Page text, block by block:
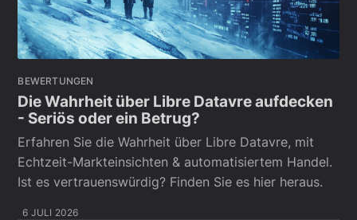
BEWERTUNGEN
Die Wahrheit über Libre Datavre aufdecken
- Seriös oder ein Betrug?
Erfahren Sie die Wahrheit über Libre Datavre, mit
Echtzeit-Markteinsichten & automatisiertem Handel.
Ist es vertrauenswürdig? Finden Sie es hier heraus.
6 JULI 2026